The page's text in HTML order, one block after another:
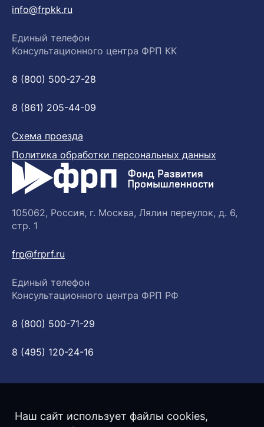
info@frpkk.ru
Единый телефон
Консультационного центра ФРП КК
8 (800) 500-27-28
8 (861) 205-44-09
Схема проезда
Политика обработки персональных данных
105062, Россия, г. Москва, Лялин переулок, д. 6,
стр. 1
frp@frprf.ru
Единый телефон
Консультационного центра ФРП РФ
8 (800) 500-71-29
8 (495) 120-24-16
Наш сайт использует файлы cookies,